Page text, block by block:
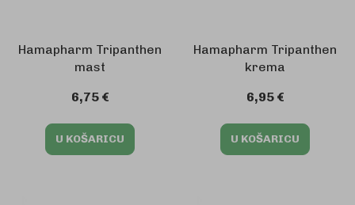
Hamapharm Tripanthen
mast
6,75 €
U KOŠARICU
Hamapharm Tripanthen
krema
6,95 €
U KOŠARICU